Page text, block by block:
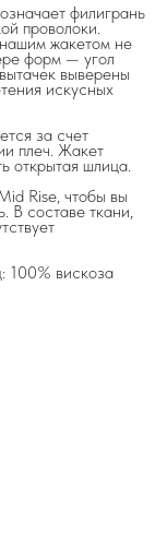
филигрань
проволоки.
жакетом не
форм — угол
выверены
искусных
за счет
плеч. Жакет
открытая шлица.
Rise, чтобы вы
В составе ткани,
100% вискоза